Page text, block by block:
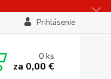
Prihlásenie
0ks
za 0,00 €